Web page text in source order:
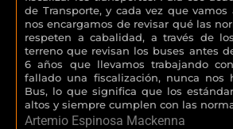
de Transporte, y cada vez que vamos
nos encargamos de revisar qué las
respeten a cabalidad, a través de
terreno que revisan los buses antes
6 años que llevamos trabajando
fallado una fiscalización, nunca nos
Bus, lo que significa que los
altos y siempre cumplen con las
Artemio Espinosa Mackenna